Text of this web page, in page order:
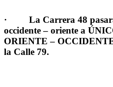
· La Carrera 48
occidente – oriente a
ORIENTE –
la Calle 79.